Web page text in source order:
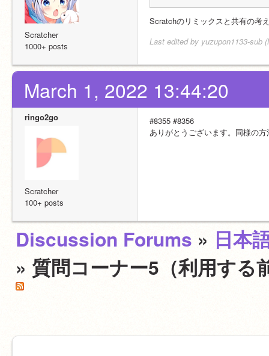
Scratcher
1000+ posts
Scratchのリミックスと共有の考
Last edited by yuzupon1133-sub
March 1, 2022 13:44:20
ringo2go
Scratcher
100+ posts
#8355 #8356
ありがとうございます。同様の
Discussion Forums » 日本
» 質問コーナー5（利用する